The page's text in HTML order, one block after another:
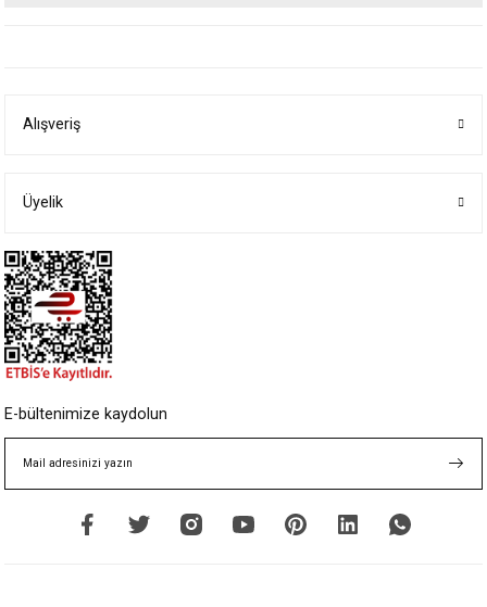
Ürün bilgilerinde hatalar bulunuyor.
Bu ürüne benzer farklı alternatifler olmalı.
Alışveriş
Üyelik
E-bültenimize kaydolun